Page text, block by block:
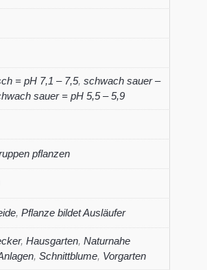
= pH 7,1 – 7,5, schwach sauer –
sauer = pH 5,5 – 5,9
pflanzen
, Pflanze bildet Ausläufer
, Hausgarten, Naturnahe
, Schnittblume, Vorgarten